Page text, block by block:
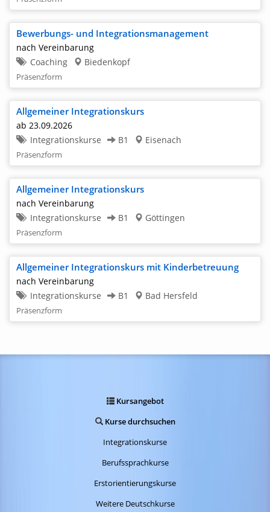
Bewerbungs- und Integrationsmanagement
nach Vereinbarung
Coaching
Biedenkopf
Präsenzform
Allgemeiner Integrationskurs
ab 23.09.2026
Integrationskurse
B1 Eisenach
Präsenzform
Allgemeiner Integrationskurs
nach Vereinbarung
Integrationskurse
B1 Göttingen
Präsenzform
Allgemeiner Integrationskurs mit Kinderbetreuung
nach Vereinbarung
Integrationskurse
B1 Bad Hersfeld
Präsenzform
Kursangebot
Kurse durchsuchen
Integrationskurse
Berufssprachkurse
Erstorientierungskurse
Weitere Deutschkurse